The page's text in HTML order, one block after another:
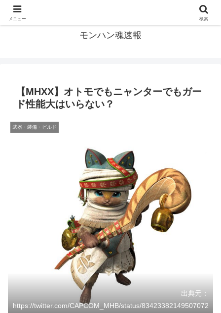
モンハン魂速報
【MHXX】オトモでもニャンターでもガー
ド性能大はいらない？
武器・装備・ビルド
出典元：
https://twitter.com/CAPCOM_MHB/status/83423382149507072
メニュー 検索